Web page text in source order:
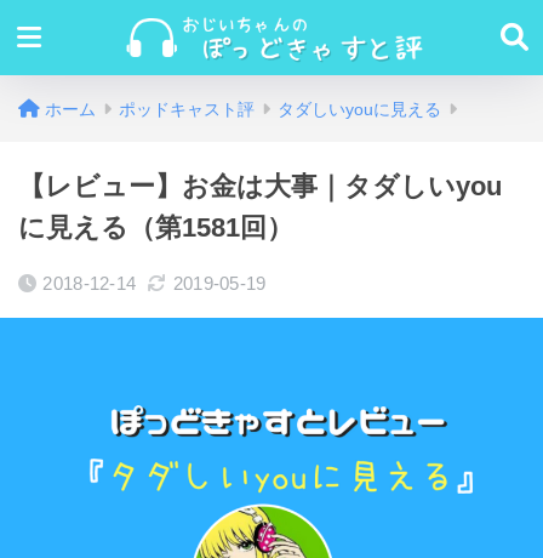
ホーム ポッドキャスト評 タダしいyouに見える
【レビュー】お金は大事｜タダしいyou
に見える（第1581回）
2018-12-14 2019-05-19